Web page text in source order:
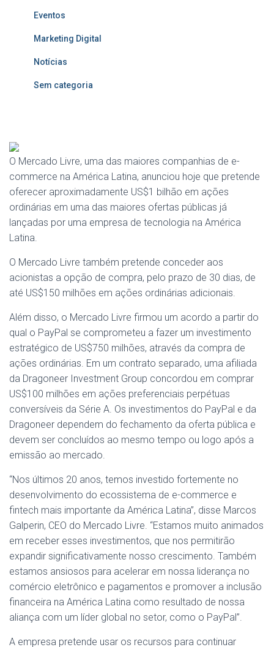
Eventos
Marketing Digital
Notícias
Sem categoria
O Mercado Livre, uma das maiores companhias de e-
commerce na América Latina, anunciou hoje que pretende
oferecer aproximadamente US$1 bilhão em ações
ordinárias em uma das maiores ofertas públicas já
lançadas por uma empresa de tecnologia na América
Latina.
O Mercado Livre também pretende conceder aos
acionistas a opção de compra, pelo prazo de 30 dias, de
até US$150 milhões em ações ordinárias adicionais.
Além disso, o Mercado Livre firmou um acordo a partir do
qual o PayPal se comprometeu a fazer um investimento
estratégico de US$750 milhões, através da compra de
ações ordinárias. Em um contrato separado, uma afiliada
da Dragoneer Investment Group concordou em comprar
US$100 milhões em ações preferenciais perpétuas
conversíveis da Série A. Os investimentos do PayPal e da
Dragoneer dependem do fechamento da oferta pública e
devem ser concluídos ao mesmo tempo ou logo após a
emissão ao mercado.
“Nos últimos 20 anos, temos investido fortemente no
desenvolvimento do ecossistema de e-commerce e
fintech mais importante da América Latina”, disse Marcos
Galperin, CEO do Mercado Livre. “Estamos muito animados
em receber esses investimentos, que nos permitirão
expandir significativamente nosso crescimento. Também
estamos ansiosos para acelerar em nossa liderança no
comércio eletrônico e pagamentos e promover a inclusão
financeira na América Latina como resultado de nossa
aliança com um líder global no setor, como o PayPal”.
A empresa pretende usar os recursos para continuar